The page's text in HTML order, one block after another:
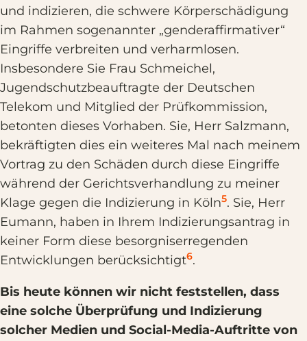
und indizieren, die schwere Körperschädigung
im Rahmen sogenannter „genderaffirmativer“
Eingriffe verbreiten und verharmlosen.
Insbesondere Sie Frau Schmeichel,
Jugendschutzbeauftragte der Deutschen
Telekom und Mitglied der Prüfkommission,
betonten dieses Vorhaben. Sie, Herr Salzmann,
bekräftigten dies ein weiteres Mal nach meinem
Vortrag zu den Schäden durch diese Eingriffe
während der Gerichtsverhandlung zu meiner
Klage gegen die Indizierung in Köln5. Sie, Herr
Eumann, haben in Ihrem Indizierungsantrag in
keiner Form diese besorgniserregenden
Entwicklungen berücksichtigt6.
Bis heute können wir nicht feststellen, dass
eine solche Überprüfung und Indizierung
solcher Medien und Social-Media-Auftritte von